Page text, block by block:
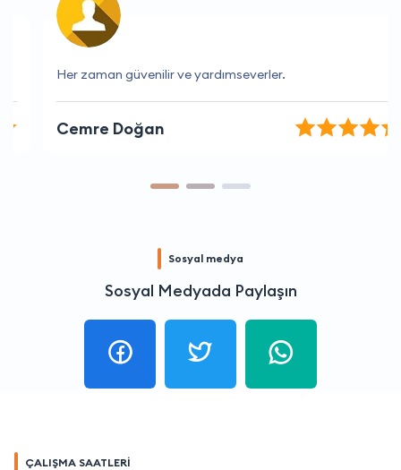
Her zaman güvenilir ve yardımseverler.
Cemre Doğan
Sosyal medya
Sosyal Medyada Paylaşın
ÇALIŞMA SAATLERİ